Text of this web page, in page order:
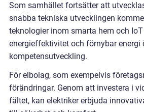
Som samhället fortsätter att
snabba tekniska utvecklingen
teknologier inom smarta hem och
energieffektivitet och förnybar
kompetensutveckling.
För elbolag, som exempelvis
förändringar. Genom att investera i
fältet, kan elektriker erbjuda